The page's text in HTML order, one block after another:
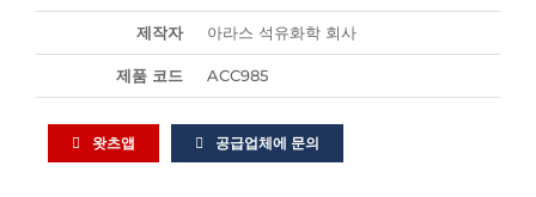
제작자 아라스 석유화학 회사
제품 코드 ACC985
왓츠앱 공급업체에 문의